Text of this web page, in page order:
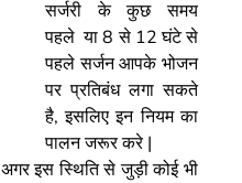
सर्जरी के कुछ समय
पहले या 8 से 12 घंटे से
पहले सर्जन आपके भोजन
पर प्रतिबंध लगा सकते
है, इसलिए इन नियम का
पालन जरूर करे |
अगर इस स्थिति से जुड़ी कोई भी